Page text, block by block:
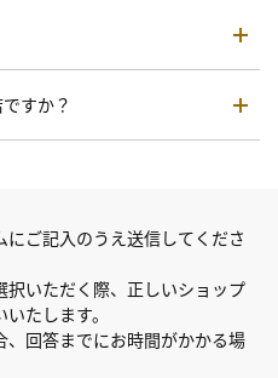
すか？
ご記入のうえ送信してくださ
いただく際、正しいショップ
たします。
回答までにお時間がかかる場